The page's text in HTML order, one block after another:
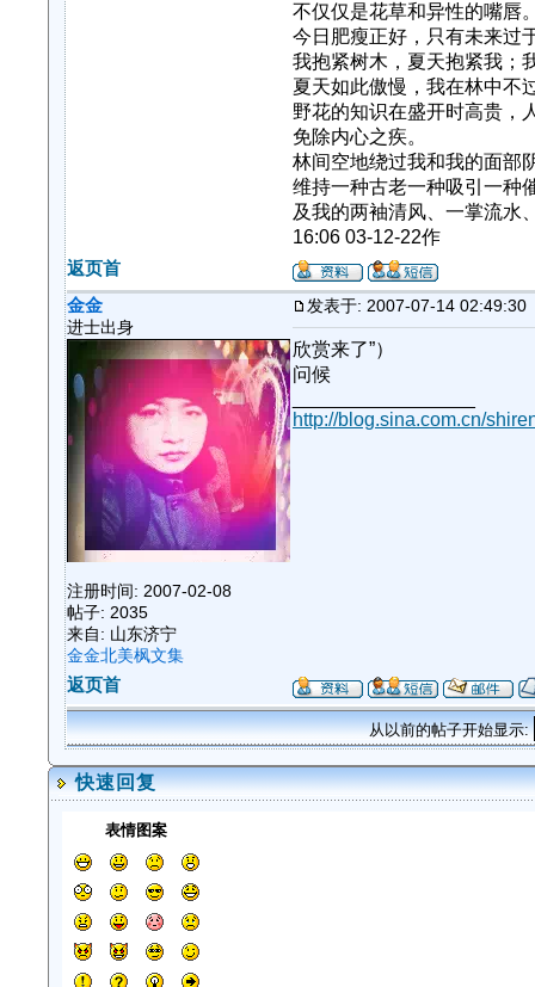
不仅仅是花草和异性的嘴唇
今日肥瘦正好，只有未来过
我抱紧树木，夏天抱紧我；
夏天如此傲慢，我在林中不
野花的知识在盛开时高贵，
免除内心之疾。
林间空地绕过我和我的面部
维持一种古老一种吸引一种
及我的两袖清风、一掌流水
16:06 03-12-22作
返页首
金金
进士出身
注册时间: 2007-02-08
帖子: 2035
来自: 山东济宁
金金北美枫文集
发表于: 2007-07-14 02:49:30
欣赏来了”）
问候
http://blog.sina.com.cn/
返页首
从以前的帖子开始显示:
快速回复
表情图案